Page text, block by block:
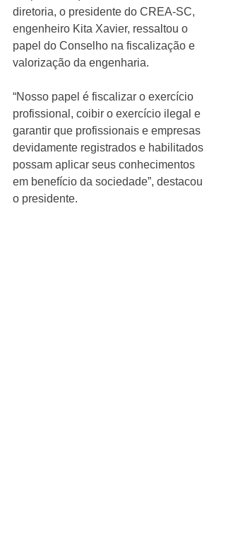
diretoria, o presidente do CREA-SC,
engenheiro Kita Xavier, ressaltou o
papel do Conselho na fiscalização e
valorização da engenharia.
“Nosso papel é fiscalizar o exercício
profissional, coibir o exercício ilegal e
garantir que profissionais e empresas
devidamente registrados e habilitados
possam aplicar seus conhecimentos
em benefício da sociedade”, destacou
o presidente.